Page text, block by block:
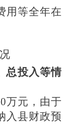
用等全年在
总投入等情
万元，由于
入县财政预